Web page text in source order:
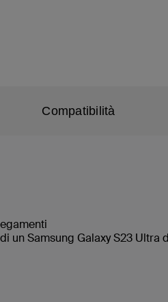
Compatibilità
un Samsung Galaxy S23 Ultra